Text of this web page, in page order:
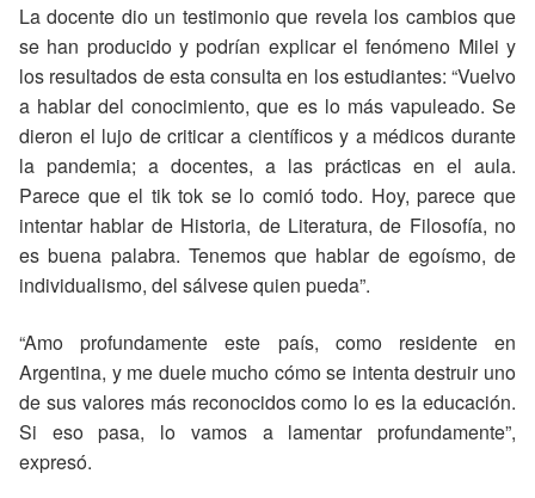
La docente dio un testimonio que revela los cambios que
se han producido y podrían explicar el fenómeno Milei y
los resultados de esta consulta en los estudiantes: “Vuelvo
a hablar del conocimiento, que es lo más vapuleado. Se
dieron el lujo de criticar a científicos y a médicos durante
la pandemia; a docentes, a las prácticas en el aula.
Parece que el tik tok se lo comió todo. Hoy, parece que
intentar hablar de Historia, de Literatura, de Filosofía, no
es buena palabra. Tenemos que hablar de egoísmo, de
individualismo, del sálvese quien pueda”.
“Amo profundamente este país, como residente en
Argentina, y me duele mucho cómo se intenta destruir uno
de sus valores más reconocidos como lo es la educación.
Si eso pasa, lo vamos a lamentar profundamente”,
expresó.